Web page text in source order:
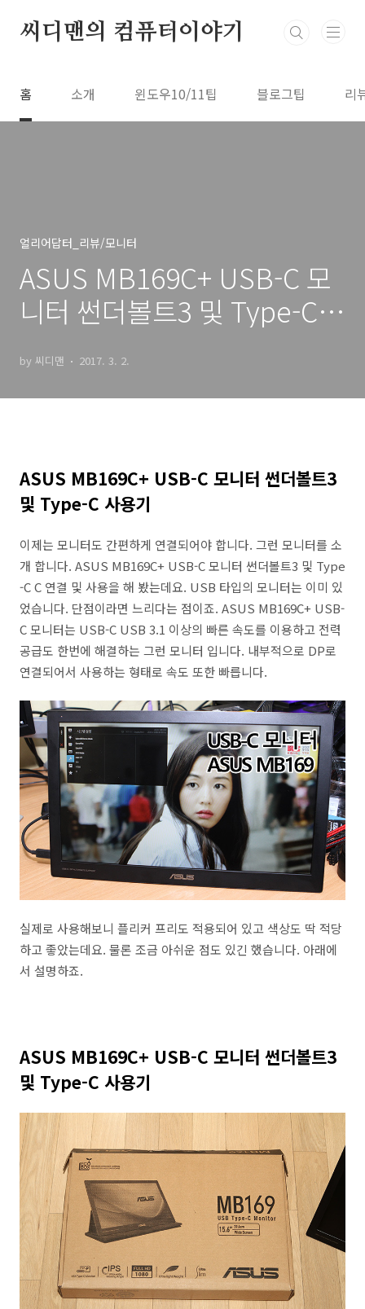
씨디맨의 컴퓨터이야기
홈 소개 윈도우10/11팁 블로그팁 리
얼리어답터_리뷰/모니터
ASUS MB169C+ USB-C 모
니터 썬더볼트3 및 Type-C
by 씨디맨 2017. 3. 2.
ASUS MB169C+ USB-C 모니터 썬더볼트3
및 Type-C 사용기
이제는 모니터도 간편하게 연결되어야 합니다. 그런 모니터를 소
개 합니다. ASUS MB169C+ USB-C 모니터 썬더볼트3 및 Type
-C C 연결 및 사용을 해 봤는데요. USB 타입의 모니터는 이미 있
었습니다. 단점이라면 느리다는 점이죠. ASUS MB169C+ USB-
C 모니터는 USB-C USB 3.1 이상의 빠른 속도를 이용하고 전력
공급도 한번에 해결하는 그런 모니터 입니다. 내부적으로 DP로
연결되어서 사용하는 형태로 속도 또한 빠릅니다.
실제로 사용해보니 플리커 프리도 적용되어 있고 색상도 딱 적당
하고 좋았는데요. 물론 조금 아쉬운 점도 있긴 했습니다. 아래에
서 설명하죠.
ASUS MB169C+ USB-C 모니터 썬더볼트3
및 Type-C 사용기